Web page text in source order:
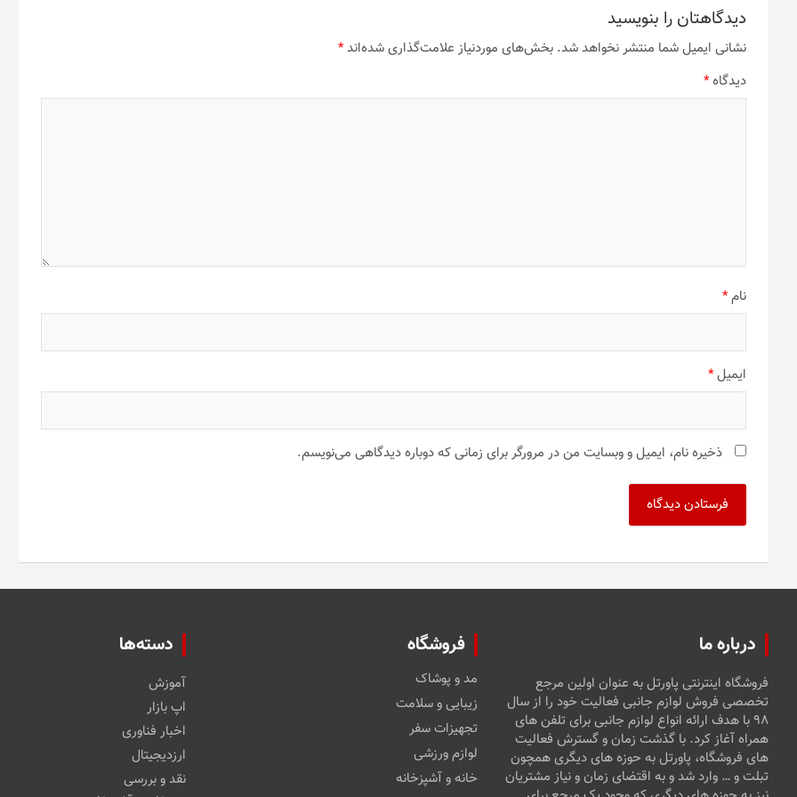
دیدگاهتان را بنویسید
نشانی ایمیل شما منتشر نخواهد شد. بخش‌های موردنیاز علامت‌گذاری شده‌اند*
دیدگاه*
نام*
ایمیل*
ذخیره نام، ایمیل و وبسایت من در مرورگر برای زمانی که دوباره دیدگاهی می‌نویسم.
درباره ما
فروشگاه اینترنتی پاورتل به عنوان اولین مرجع
تخصصی فروش لوازم جانبی فعالیت خود را از سال
۹۸ با هدف ارائه انواع لوازم جانبی برای تلفن های
همراه آغاز کرد. با گذشت زمان و گسترش فعالیت
های فروشگاه، پاورتل به حوزه های دیگری همچون
تبلت و … وارد شد و به اقتضای زمان و نیاز مشتریان
فروشگاه
مد و پوشاک
زیبایی و سلامت
تجهیزات سفر
لوازم ورزشی
خانه و آشپزخانه
دسته‌ها
آموزش
اپ بازار
اخبار فناوری
ارزدیجیتال
نقد و بررسی